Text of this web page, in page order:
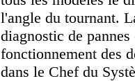
l'angle du tournant.
diagnostic de
fonctionnement des
dans le Chef du